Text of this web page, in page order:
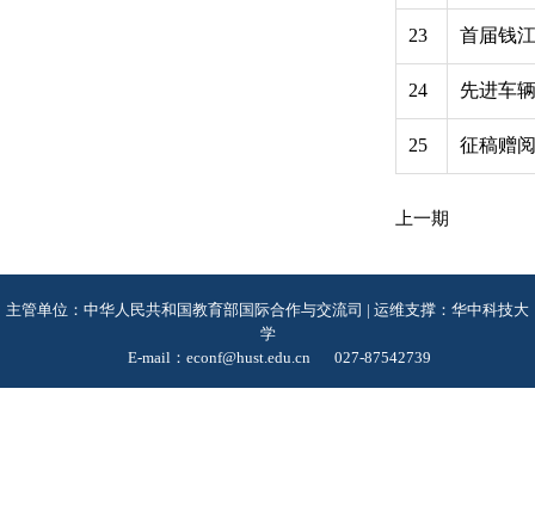
23 首届钱
24 先进车
25 征稿赠
上一期
主管单位：中华人民共和国教育部国际合作与交流司 | 运维支撑：华中科技大
学
E-mail：econf@hust.edu.cn
027-87542739